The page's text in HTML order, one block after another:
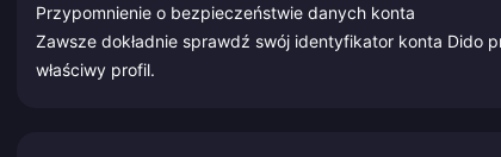
Przypomnienie o bezpieczeństwie danych konta
Zawsze dokładnie sprawdź swój identyfikator konta Dido
właściwy profil.